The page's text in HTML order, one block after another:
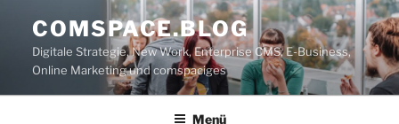
Inhalt
springen
COMSPACE.BLOG
Digitale Strategie, New Work, Enterprise CMS, E-Business,
Online Marketing und comspaciges
Menü